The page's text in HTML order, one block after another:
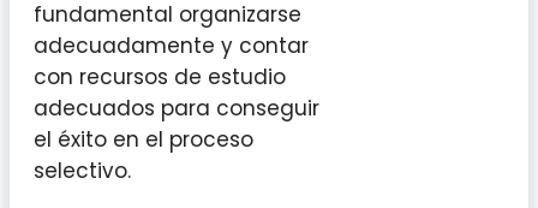
fundamental organizarse
adecuadamente y contar
con recursos de estudio
adecuados para conseguir
el éxito en el proceso
selectivo.